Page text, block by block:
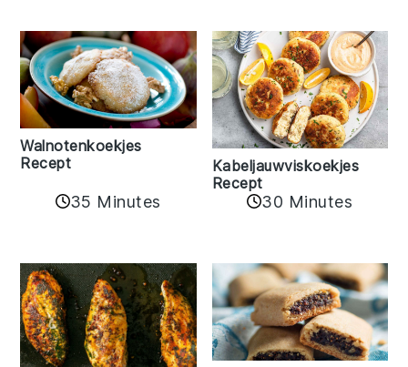
Walnotenkoekjes
Recept
35 Minutes
Kabeljauwviskoekjes
Recept
30 Minutes